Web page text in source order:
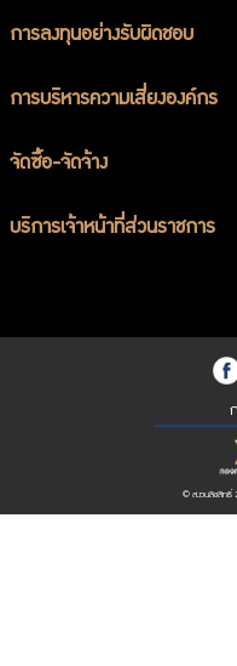
การลงทุนอย่างรับผิดชอบ
การบริหารความเสี่ยงองค์กร
จัดซื้อ-จัดจ้าง
บริการเจ้าหน้าที่ส่วนราชการ
© สงวนลิขสิทธิ์